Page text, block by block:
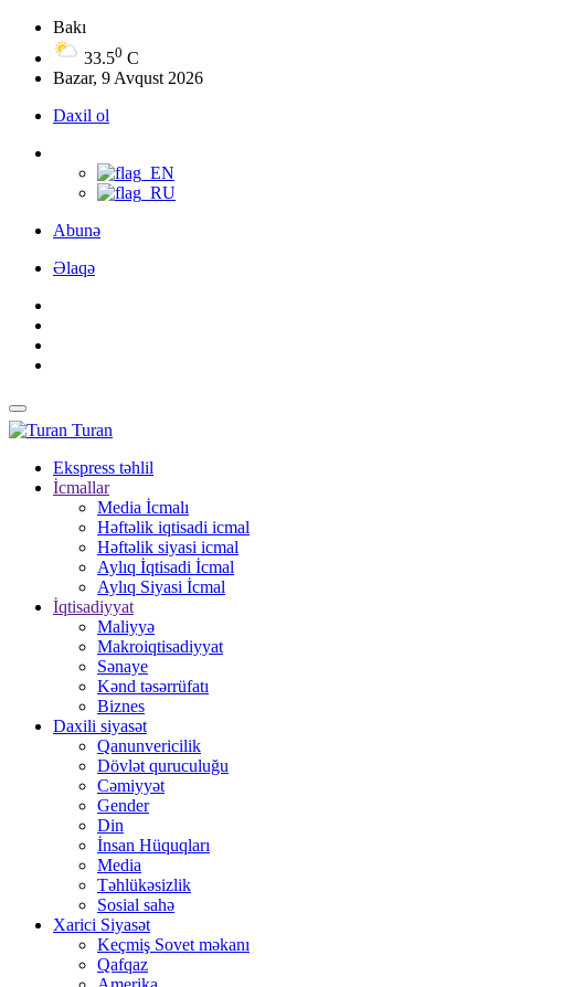
Bakı
33.50 C
Bazar, 9 Avqust 2026
Daxil ol
Abunə
Əlaqə
Turan
Ekspress təhlil
İcmallar
Media İcmalı
Həftəlik iqtisadi icmal
Həftəlik siyasi icmal
Aylıq İqtisadi İcmal
Aylıq Siyasi İcmal
İqtisadiyyat
Maliyyə
Makroiqtisadiyyat
Sənaye
Kənd təsərrüfatı
Biznes
Daxili siyasət
Qanunvericilik
Dövlət quruculuğu
Cəmiyyət
Gender
Din
İnsan Hüquqları
Media
Təhlükəsizlik
Sosial sahə
Xarici Siyasət
Keçmiş Sovet məkanı
Qafqaz